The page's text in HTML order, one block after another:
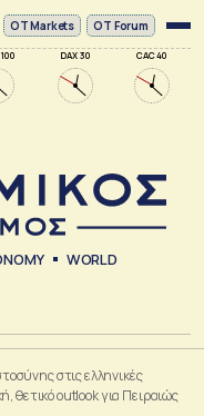
DAX 30 CAC 40
ΟΤ Markets OT Forum
WORLD
στις ελληνικές
θετικό outlook για Πειραιώς